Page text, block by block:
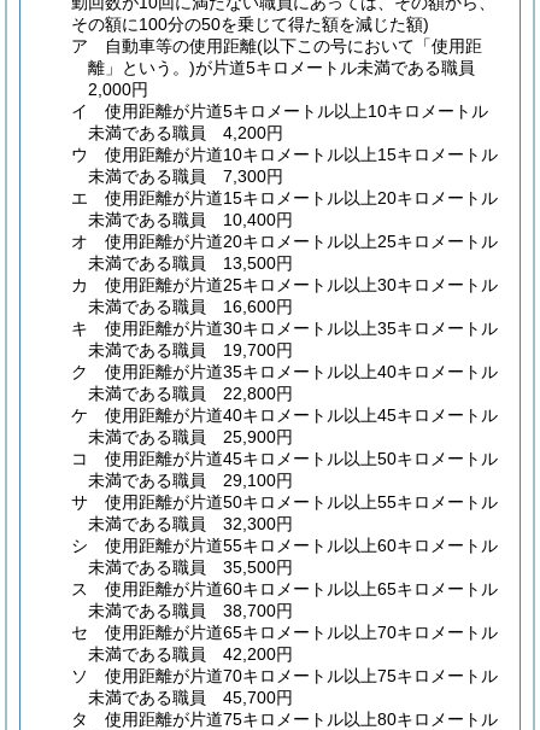
その額に100分の50を乗じて得た額を減じた額)
ア
自動車等の使用距離(以下この号において「使用距
離」という。)が片道5キロメートル未満である職員
2,000円
イ
使用距離が片道5キロメートル以上10キロメートル
未満である職員 4,200円
ウ
使用距離が片道10キロメートル以上15キロメートル
未満である職員 7,300円
エ
使用距離が片道15キロメートル以上20キロメートル
未満である職員 10,400円
オ
使用距離が片道20キロメートル以上25キロメートル
未満である職員 13,500円
カ
使用距離が片道25キロメートル以上30キロメートル
未満である職員 16,600円
キ
使用距離が片道30キロメートル以上35キロメートル
未満である職員 19,700円
ク
使用距離が片道35キロメートル以上40キロメートル
未満である職員 22,800円
ケ
使用距離が片道40キロメートル以上45キロメートル
未満である職員 25,900円
コ
使用距離が片道45キロメートル以上50キロメートル
未満である職員 29,100円
サ
使用距離が片道50キロメートル以上55キロメートル
未満である職員 32,300円
シ
使用距離が片道55キロメートル以上60キロメートル
未満である職員 35,500円
ス
使用距離が片道60キロメートル以上65キロメートル
未満である職員 38,700円
セ
使用距離が片道65キロメートル以上70キロメートル
未満である職員 42,200円
ソ
使用距離が片道70キロメートル以上75キロメートル
未満である職員 45,700円
タ
使用距離が片道75キロメートル以上80キロメートル